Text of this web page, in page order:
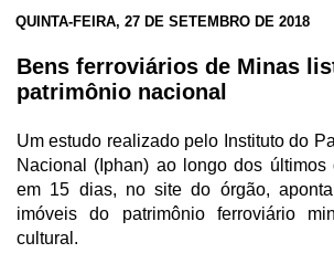
QUINTA-FEIRA, 27 DE SETEMBRO DE 2018
Bens ferroviários de Minas
patrimônio nacional
Um estudo realizado pelo Instituto do
Nacional (Iphan) ao longo dos últimos
em 15 dias, no site do órgão,
imóveis do patrimônio ferroviário
cultural.